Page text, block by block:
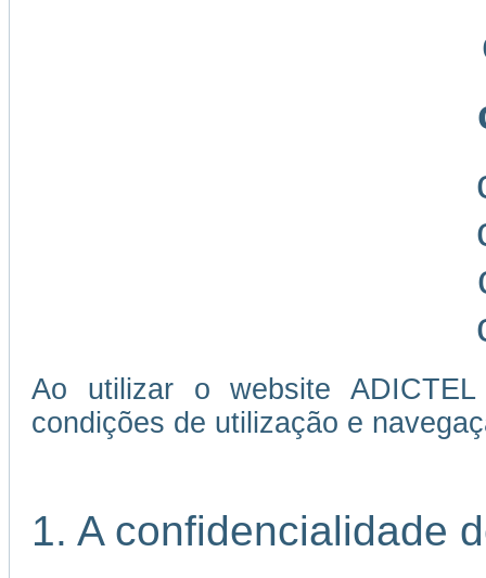
Ao utilizar o website
condições de utilização e
1. A confidencialidade